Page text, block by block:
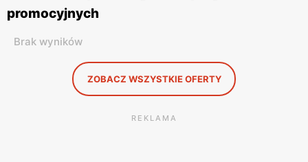
promocyjnych
Brak wyników
ZOBACZ WSZYSTKIE OFERTY
REKLAMA